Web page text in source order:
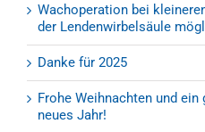
Wachoperation bei
der Lendenwirbelsäule
Danke für 2025
Frohe Weihnachten und
neues Jahr!